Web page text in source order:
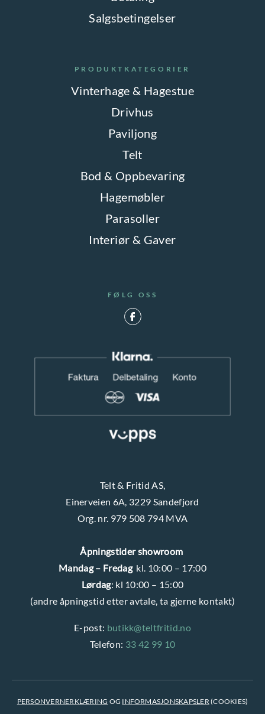
Salgsbetingelser
PRODUKTKATEGORIER
Vinterhage & Hagestue
Drivhus
Paviljong
Telt
Bod & Oppbevaring
Hagemøbler
Parasoller
Interiør & Gaver
FØLG OSS
Telt & Fritid AS,
Einerveien 6A, 3229 Sandefjord
Org. nr. 979 508 794 MVA
Åpningstider showroom
Mandag – Fredagkl. 10:00 – 17:00
Lørdag: kl 10:00 – 15:00
(andre åpningstid etter avtale, ta gjerne kontakt)
E-post: butikk@teltfritid.no
Telefon: 33 42 99 10
PERSONVERNERKLÆRING OG INFORMASJONSKAPSLER (COOKIES)